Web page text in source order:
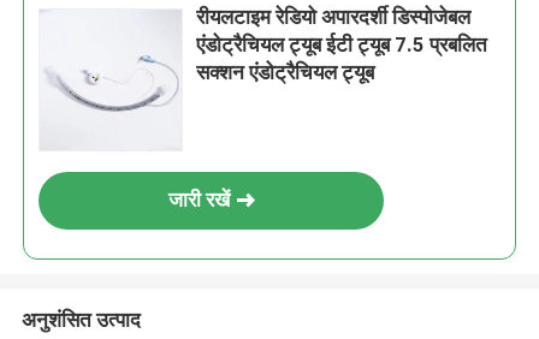
रीयलटाइम रेडियो अपारदर्शी डिस्पोजेबल
एंडोट्रैचियल ट्यूब ईटी ट्यूब 7.5 प्रबलित
सक्शन एंडोट्रैचियल ट्यूब
जारी रखें
अनुशंसित उत्पाद